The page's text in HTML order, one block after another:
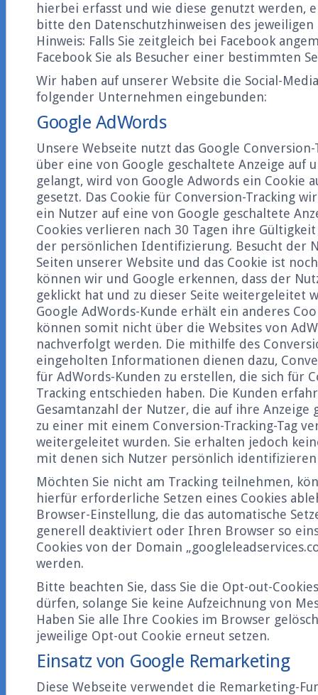
hierbei erfasst und wie diese genutzt werden,
bitte den Datenschutzhinweisen des
Hinweis: Falls Sie zeitgleich bei Facebook
Facebook Sie als Besucher einer bestimmten
Wir haben auf unserer Website die Social-
folgender Unternehmen eingebunden:
Google AdWords
Unsere Webseite nutzt das Google Conversion-
über eine von Google geschaltete Anzeige auf
gelangt, wird von Google Adwords ein Cookie
gesetzt. Das Cookie für Conversion-Tracking
ein Nutzer auf eine von Google geschaltete
Cookies verlieren nach 30 Tagen ihre
der persönlichen Identifizierung. Besucht der
Seiten unserer Website und das Cookie ist
können wir und Google erkennen, dass der
geklickt hat und zu dieser Seite weitergeleitet
Google AdWords-Kunde erhält ein anderes
können somit nicht über die Websites von
nachverfolgt werden. Die mithilfe des
eingeholten Informationen dienen dazu,
für AdWords-Kunden zu erstellen, die sich für
Tracking entschieden haben. Die Kunden
Gesamtanzahl der Nutzer, die auf ihre Anzeige
zu einer mit einem Conversion-Tracking-Tag
weitergeleitet wurden. Sie erhalten jedoch
mit denen sich Nutzer persönlich identifizieren
Möchten Sie nicht am Tracking teilnehmen,
hierfür erforderliche Setzen eines Cookies
Browser-Einstellung, die das automatische
generell deaktiviert oder Ihren Browser so
Cookies von der Domain
werden.
Bitte beachten Sie, dass Sie die Opt-out-
dürfen, solange Sie keine Aufzeichnung von
Haben Sie alle Ihre Cookies im Browser
jeweilige Opt-out Cookie erneut setzen.
Einsatz von Google Remarketing
Diese Webseite verwendet die Remarketing-